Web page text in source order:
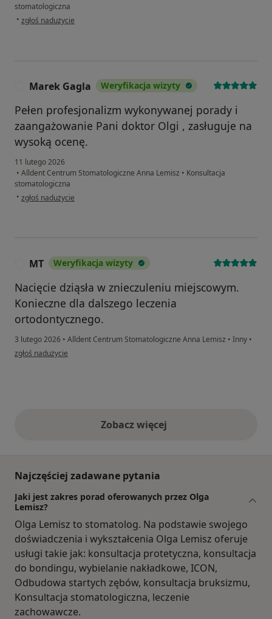
stomatologiczna
• w opinii użytkownika Artur
zgłoś nadużycie
Marek Gagla Weryfikacja wizyty
Pełen profesjonalizm wykonywanej porady i
zaangażowanie Pani doktor Olgi , zasługuje na
wysoką ocenę.
11 lutego 2026
• Alldent Centrum Stomatologiczne Anna Lemisz • Konsultacja
stomatologiczna
• w opinii użytkownika Marek Gagla
zgłoś nadużycie
MT Weryfikacja wizyty
Nacięcie dziąsła w znieczuleniu miejscowym.
Konieczne dla dalszego leczenia
ortodontycznego.
3 lutego 2026 • Alldent Centrum Stomatologiczne Anna Lemisz • Inny •
w opinii użytkownika MT
zgłoś nadużycie
Zobacz więcejopinie powyżej
Najczęściej zadawane pytania
Jaki jest zakres porad oferowanych przez Olga
Lemisz?
Olga Lemisz to stomatolog. Na podstawie swojego
doświadczenia i wykształcenia Olga Lemisz oferuje
usługi takie jak: konsultacja protetyczna, konsultacja
do bondingu, wybielanie nakładkowe, ICON,
Odbudowa startych zębów, konsultacja bruksizmu,
Konsultacja stomatologiczna, leczenie
zachowawcze.